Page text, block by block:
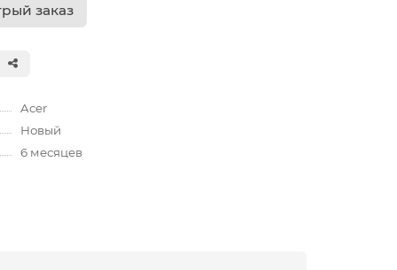
заказ
Acer
Новый
6 месяцев